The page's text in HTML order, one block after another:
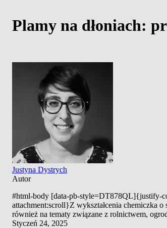
Plamy na dłoniach:
Justyna Dystrych
Autor
#html-body [data-pb-style=DT878QL]{justify-
attachment:scroll}Z wykształcenia chemiczka
również na tematy związane z rolnictwem,
Styczeń 24, 2025